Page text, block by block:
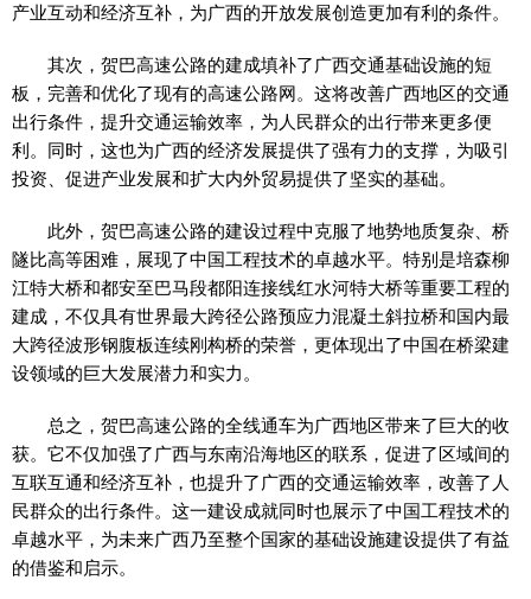
产业互动和经济互补，为广西的开放发展创造更加有利的条件。
其次，贺巴高速公路的建成填补了广西交通基础设施的短
板，完善和优化了现有的高速公路网。这将改善广西地区的交通
出行条件，提升交通运输效率，为人民群众的出行带来更多便
利。同时，这也为广西的经济发展提供了强有力的支撑，为吸引
投资、促进产业发展和扩大内外贸易提供了坚实的基础。
此外，贺巴高速公路的建设过程中克服了地势地质复杂、桥
隧比高等困难，展现了中国工程技术的卓越水平。特别是培森柳
江特大桥和都安至巴马段都阳连接线红水河特大桥等重要工程的
建成，不仅具有世界最大跨径公路预应力混凝土斜拉桥和国内最
大跨径波形钢腹板连续刚构桥的荣誉，更体现出了中国在桥梁建
设领域的巨大发展潜力和实力。
总之，贺巴高速公路的全线通车为广西地区带来了巨大的收
获。它不仅加强了广西与东南沿海地区的联系，促进了区域间的
互联互通和经济互补，也提升了广西的交通运输效率，改善了人
民群众的出行条件。这一建设成就同时也展示了中国工程技术的
卓越水平，为未来广西乃至整个国家的基础设施建设提供了有益
的借鉴和启示。